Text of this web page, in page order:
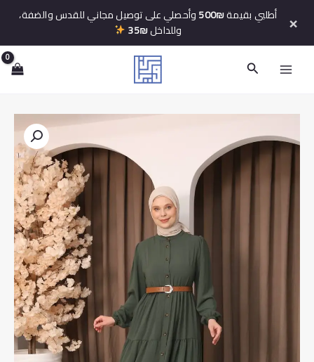
أطلبي بقيمة500₪وأحصلي على توصيل مجاني للقدس والضفة،
وللداخل35₪ ×
البحث